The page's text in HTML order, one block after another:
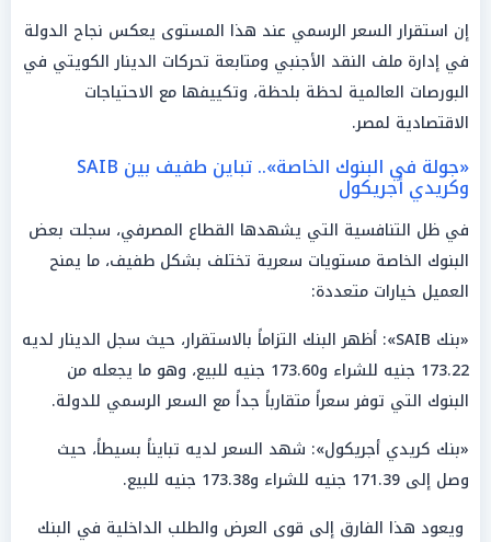
إن استقرار السعر الرسمي عند هذا المستوى يعكس نجاح الدولة
في إدارة ملف النقد الأجنبي ومتابعة تحركات الدينار الكويتي في
البورصات العالمية لحظة بلحظة، وتكييفها مع الاحتياجات
الاقتصادية لمصر.
«جولة في البنوك الخاصة».. تباين طفيف بين SAIB
وكريدي أجريكول
في ظل التنافسية التي يشهدها القطاع المصرفي، سجلت بعض
البنوك الخاصة مستويات سعرية تختلف بشكل طفيف، ما يمنح
العميل خيارات متعددة:
«بنك SAIB»: أظهر البنك التزاماً بالاستقرار، حيث سجل الدينار لديه
173.22 جنيه للشراء و173.60 جنيه للبيع، وهو ما يجعله من
البنوك التي توفر سعراً متقارباً جداً مع السعر الرسمي للدولة.
«بنك كريدي أجريكول»: شهد السعر لديه تبايناً بسيطاً، حيث
وصل إلى 171.39 جنيه للشراء و173.38 جنيه للبيع.
ويعود هذا الفارق إلى قوى العرض والطلب الداخلية في البنك